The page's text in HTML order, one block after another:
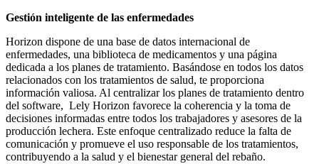
Gestión inteligente de las enfermedades
Horizon dispone de una base de datos internacional de
enfermedades, una biblioteca de medicamentos y una página
dedicada a los planes de tratamiento. Basándose en todos los datos
relacionados con los tratamientos de salud, te proporciona
información valiosa. Al centralizar los planes de tratamiento dentro
del software, Lely Horizon favorece la coherencia y la toma de
decisiones informadas entre todos los trabajadores y asesores de la
producción lechera. Este enfoque centralizado reduce la falta de
comunicación y promueve el uso responsable de los tratamientos,
contribuyendo a la salud y el bienestar general del rebaño.